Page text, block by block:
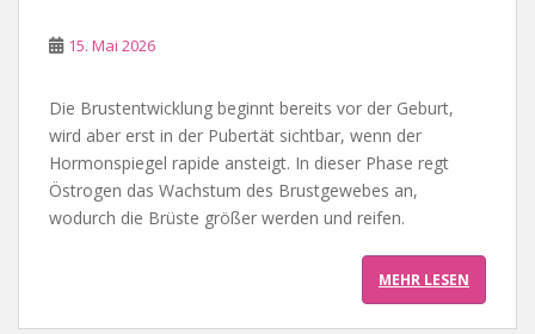
15. Mai 2026
Die Brustentwicklung beginnt bereits vor der Geburt,
wird aber erst in der Pubertät sichtbar, wenn der
Hormonspiegel rapide ansteigt. In dieser Phase regt
Östrogen das Wachstum des Brustgewebes an,
wodurch die Brüste größer werden und reifen.
MEHR LESEN